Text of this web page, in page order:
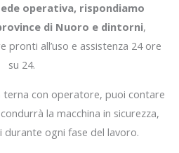
operativa, rispondiamo
di Nuoro e dintorni,
pronti all’uso e assistenza 24 ore
su 24.
terna con operatore, puoi contare
la macchina in sicurezza,
ogni fase del lavoro.